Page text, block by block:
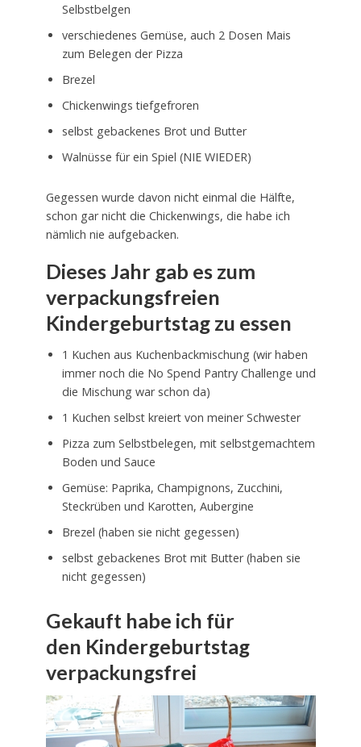
Selbstbelgen
verschiedenes Gemüse, auch 2 Dosen Mais
zum Belegen der Pizza
Brezel
Chickenwings tiefgefroren
selbst gebackenes Brot und Butter
Walnüsse für ein Spiel (NIE WIEDER)
Gegessen wurde davon nicht einmal die Hälfte,
schon gar nicht die Chickenwings, die habe ich
nämlich nie aufgebacken.
Dieses Jahr gab es zum
verpackungsfreien
Kindergeburtstag zu essen
1 Kuchen aus Kuchenbackmischung (wir haben
immer noch die No Spend Pantry Challenge und
die Mischung war schon da)
1 Kuchen selbst kreiert von meiner Schwester
Pizza zum Selbstbelegen, mit selbstgemachtem
Boden und Sauce
Gemüse: Paprika, Champignons, Zucchini,
Steckrüben und Karotten, Aubergine
Brezel (haben sie nicht gegessen)
selbst gebackenes Brot mit Butter (haben sie
nicht gegessen)
Gekauft habe ich für
den Kindergeburtstag
verpackungsfrei